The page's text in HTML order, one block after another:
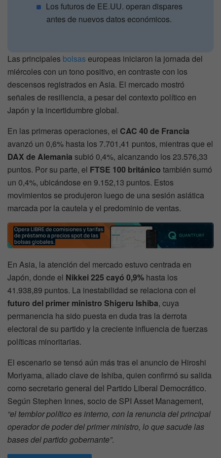
Los futuros de EE.UU. operan dispares
antes de nuevos datos económicos.
Las principales bolsaseuropeas iniciaron la jornada del
miércoles con un tono positivo, en contraste con los
descensos registrados en Asia. El mercado mostró
señales de resiliencia, a pesar del contexto político en
Japón y la incertidumbre global.
En las primeras operaciones, el CAC 40 de Francia
avanzó un 0,6% hasta los 7.701,41 puntos, mientras que el
DAX de Alemania subió 0,4%, alcanzando los 23.576,33
puntos. Por su parte, el FTSE 100 británico también sumó
un 0,4%, ubicándose en 9.152,13 puntos. Estos
movimientos se produjeron luego de una sesión asiática
marcada por la cautela y el predominio de ventas.
En Asia, la atención del mercado estuvo centrada en
Japón, donde el Nikkei 225 cayó 0,9% hasta los
41.938,89 puntos. La inestabilidad se relaciona con el
futuro del primer ministro Shigeru Ishiba, cuya
permanencia ha sido puesta en duda tras la derrota
electoral de su partido y la creciente influencia de fuerzas
políticas minoritarias.
El escenario se tensó aún más tras el anuncio de Hiroshi
Moriyama, aliado clave de Ishiba, quien confirmó su salida
como secretario general del Partido Liberal Democrático.
Según Stephen Innes, socio de SPI Asset Management,
“el temblor político es interno, con la renuncia del principal
operador de poder del primer ministro, lo que sacude las
bases del partido gobernante”.